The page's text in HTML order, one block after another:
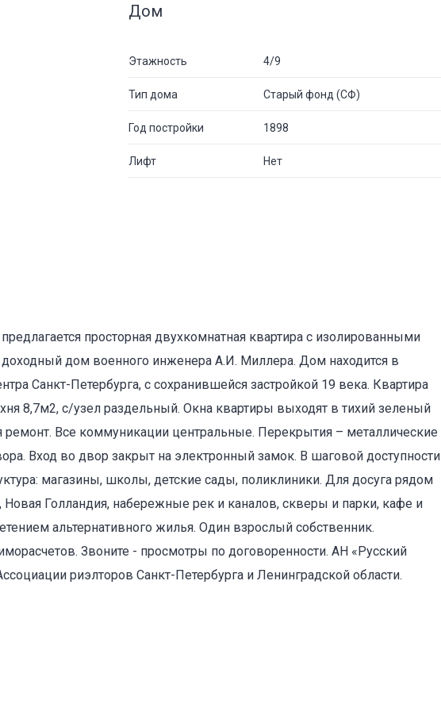
Дом
Этажность 4/9
Тип дома Старый фонд (СФ)
Год постройки 1898
Лифт Нет
просторная двухкомнатная квартира с изолированными
дом военного инженера А.И. Миллера. Дом находится в
Санкт-Петербурга, с сохранившейся застройкой 19 века. Квартира
8,7м2, с/узел раздельный. Окна квартиры выходят в тихий зеленый
ремонт. Все коммуникации центральные. Перекрытия – металлические
Вход во двор закрыт на электронный замок. В шаговой доступности
магазины, школы, детские сады, поликлиники. Для досуга рядом
Новая Голландия, набережные рек и каналов, скверы и парки, кафе и
альтернативного жилья. Один взрослый собственник.
Звоните - просмотры по договоренности. АН «Русский
риэлторов Санкт-Петербурга и Ленинградской области.